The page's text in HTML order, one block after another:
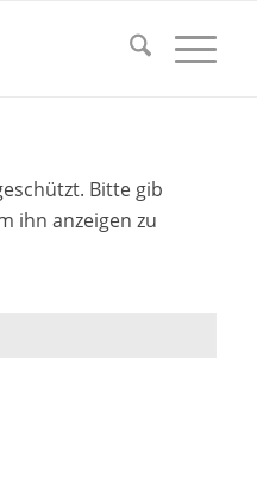
Bitte gib
ihn anzeigen zu